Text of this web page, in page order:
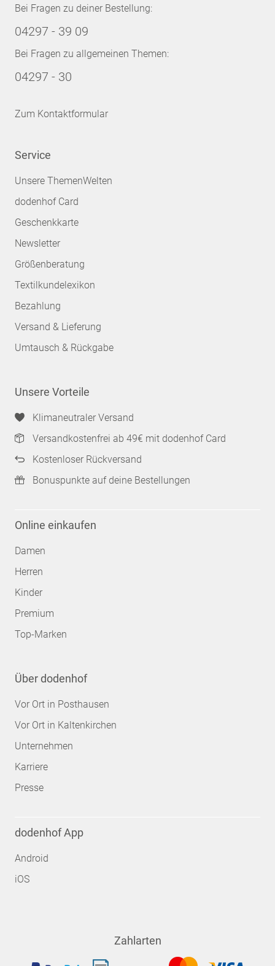
Bei Fragen zu deiner Bestellung:
04297 - 39 09
Bei Fragen zu allgemeinen Themen:
04297 - 30
Zum Kontaktformular
Service
Unsere ThemenWelten
dodenhof Card
Geschenkkarte
Newsletter
Größenberatung
Textilkundelexikon
Bezahlung
Versand & Lieferung
Umtausch & Rückgabe
Unsere Vorteile
Klimaneutraler Versand
Versandkostenfrei ab 49€ mit dodenhof Card
Kostenloser Rückversand
Bonuspunkte auf deine Bestellungen
Online einkaufen
Damen
Herren
Kinder
Premium
Top-Marken
Über dodenhof
Vor Ort in Posthausen
Vor Ort in Kaltenkirchen
Unternehmen
Karriere
Presse
dodenhof App
Android
iOS
Zahlarten